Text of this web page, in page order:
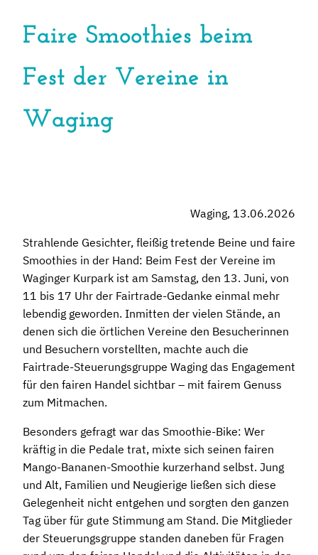
Faire Smoothies beim
Fest der Vereine in
Waging
Waging, 13.06.2026
Strahlende Gesichter, fleißig tretende Beine und faire
Smoothies in der Hand: Beim Fest der Vereine im
Waginger Kurpark ist am Samstag, den 13. Juni, von
11 bis 17 Uhr der Fairtrade-Gedanke einmal mehr
lebendig geworden. Inmitten der vielen Stände, an
denen sich die örtlichen Vereine den Besucherinnen
und Besuchern vorstellten, machte auch die
Fairtrade-Steuerungsgruppe Waging das Engagement
für den fairen Handel sichtbar – mit fairem Genuss
zum Mitmachen.
Besonders gefragt war das Smoothie-Bike: Wer
kräftig in die Pedale trat, mixte sich seinen fairen
Mango-Bananen-Smoothie kurzerhand selbst. Jung
und Alt, Familien und Neugierige ließen sich diese
Gelegenheit nicht entgehen und sorgten den ganzen
Tag über für gute Stimmung am Stand. Die Mitglieder
der Steuerungsgruppe standen daneben für Fragen